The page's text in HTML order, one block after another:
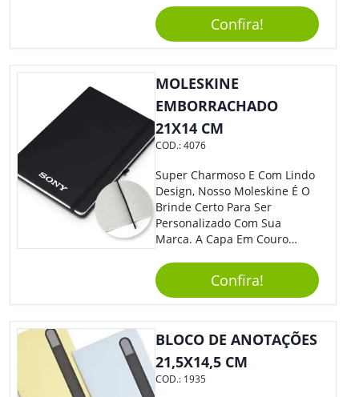
Perfeito, Não É?!
Confira!
MOLESKINE
EMBORRACHADO
21X14 CM
COD.:4076
Super Charmoso E Com Lindo
Design, Nosso Moleskine É O
Brinde Certo Para Ser
Personalizado Com Sua
Marca. A Capa Em Couro
Elástico Permite Maior
Segurança Ao Carregá-Lo.
Ofereça A Seus Clientes E
Colaboradores, Sem Dúvidas
Eles Irão Adorar.
Confira!
BLOCO DE ANOTAÇÕES
21,5X14,5 CM
COD.: 1935